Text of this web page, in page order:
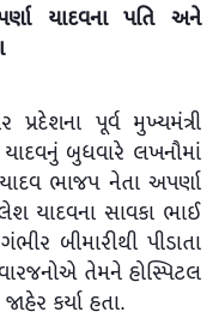
યાદવના પતિ અને
પ્રદેશના પૂર્વ મુખ્યમંત્રી
યાદવનું બુધવારે લખનૌમાં
ભાજપ નેતા અપર્ણા
યાદવના સાવકા ભાઈ
બીમારીથી પીડાતા
તેમને હોસ્પિટલ
કર્યા હતા.